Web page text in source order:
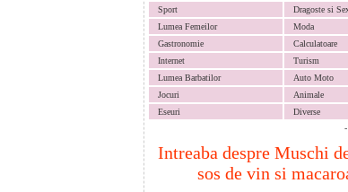
Sport
Dragoste si
Lumea Femeilor
Moda
Gastronomie
Calculatoare
Internet
Turism
Lumea Barbatilor
Auto Moto
Jocuri
Animale
Eseuri
Diverse
Intreaba despre Muschi
sos de vin si